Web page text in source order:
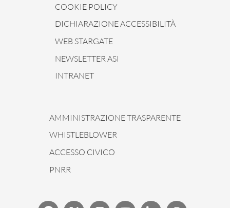
COOKIE POLICY
DICHIARAZIONE ACCESSIBILITÀ
WEB STARGATE
NEWSLETTER ASI
INTRANET
AMMINISTRAZIONE TRASPARENTE
WHISTLEBLOWER
ACCESSO CIVICO
PNRR